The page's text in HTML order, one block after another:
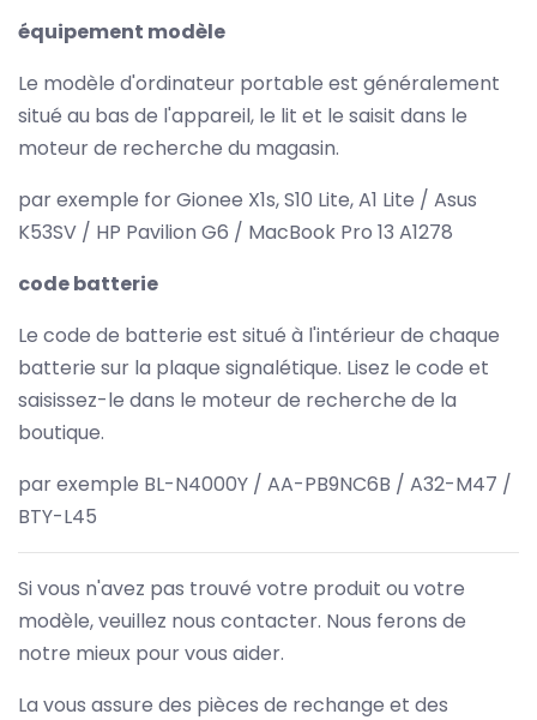
équipement modèle
Le modèle d'ordinateur portable est généralement
situé au bas de l'appareil, le lit et le saisit dans le
moteur de recherche du magasin.
par exemple for Gionee X1s, S10 Lite, A1 Lite / Asus
K53SV / HP Pavilion G6 / MacBook Pro 13 A1278
code batterie
Le code de batterie est situé à l'intérieur de chaque
batterie sur la plaque signalétique. Lisez le code et
saisissez-le dans le moteur de recherche de la
boutique.
par exemple BL-N4000Y / AA-PB9NC6B / A32-M47 /
BTY-L45
Si vous n'avez pas trouvé votre produit ou votre
modèle, veuillez nous contacter. Nous ferons de
notre mieux pour vous aider.
La vous assure des pièces de rechange et des